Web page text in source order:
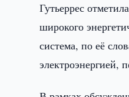
Гутьеррес
широкого
система, по её
электроэнергией,